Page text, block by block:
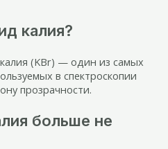
калия?
(KBr) — один из самых
в спектроскопии
прозрачности.
больше не